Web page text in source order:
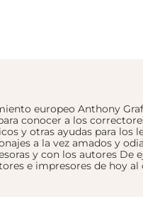
europeo Anthony
conocer a los
y otras ayudas para
a la vez amados y
y con los autores
e impresores de hoy